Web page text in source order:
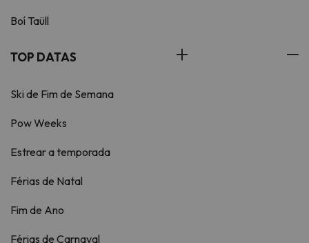
Boí Taüll
TOP DATAS
Ski de Fim de Semana
Pow Weeks
Estrear a temporada
Férias de Natal
Fim de Ano
Férias de Carnaval